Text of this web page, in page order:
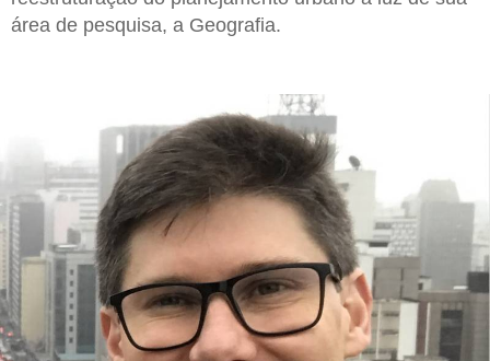
área de pesquisa, a Geografia.